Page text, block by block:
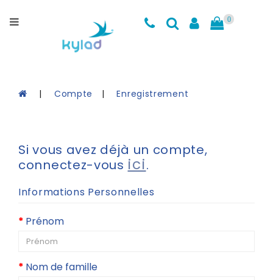
Cuissards
Coin
des
Soldes
Charte
Grandeurs
0
Compte Enregistrement
Si vous avez déjà un compte,
connectez-vous ici.
Informations Personnelles
Prénom
Nom de famille